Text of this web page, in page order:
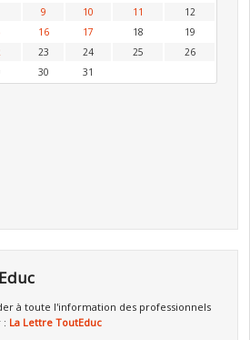
9 10 11
12
16 17 18
19
23 24 25
26
30 31
à toute l'information des professionnels
: La Lettre ToutEduc